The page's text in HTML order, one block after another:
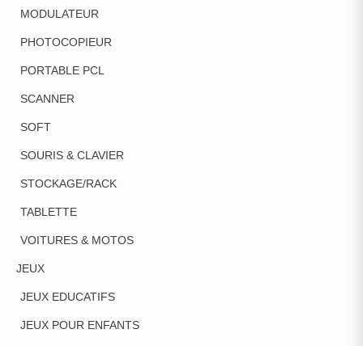
MODULATEUR
PHOTOCOPIEUR
PORTABLE PCL
SCANNER
SOFT
SOURIS & CLAVIER
STOCKAGE/RACK
TABLETTE
VOITURES & MOTOS
JEUX
JEUX EDUCATIFS
JEUX POUR ENFANTS